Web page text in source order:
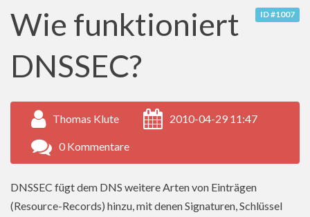
ID #1007
Wie funktioniert
DNSSEC?
Thomas Klute 2010-04-29 11:47
0 Kommentare
DNSSEC fügt dem DNS weitere Arten von Einträgen
(Resource-Records) hinzu, mit denen Signaturen, Schlüssel